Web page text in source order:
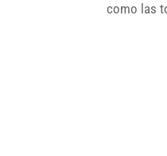
como las